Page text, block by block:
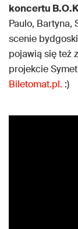
koncertu
Paulo, Bartyna,
scenie
pojawią się też
projekcie
Biletomat.pl. :)